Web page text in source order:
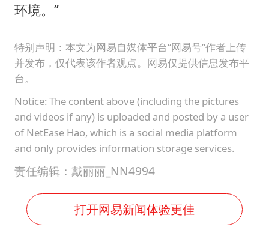
环境。”
特别声明：本文为网易自媒体平台“网易号”作者上传
并发布，仅代表该作者观点。网易仅提供信息发布平
台。
Notice: The content above (including the pictures
and videos if any) is uploaded and posted by a user
of NetEase Hao, which is a social media platform
and only provides information storage services.
责任编辑：戴丽丽_NN4994
打开网易新闻体验更佳